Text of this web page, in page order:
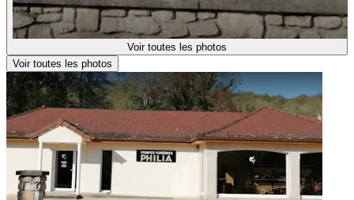
Voir toutes les photos
Voir toutes les photos